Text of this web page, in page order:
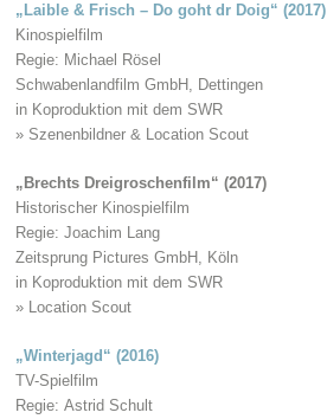
„Laible & Frisch – Do goht dr Doig“ (2017)
Kinospielfilm
Regie: Michael Rösel
Schwabenlandfilm GmbH, Dettingen
in Koproduktion mit dem SWR
» Szenenbildner & Location Scout
„Brechts Dreigroschenfilm“ (2017)
Historischer Kinospielfilm
Regie: Joachim Lang
Zeitsprung Pictures GmbH, Köln
in Koproduktion mit dem SWR
» Location Scout
„Winterjagd“ (2016)
TV-Spielfilm
Regie: Astrid Schult